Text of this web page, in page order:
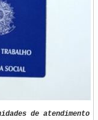
de atendimento